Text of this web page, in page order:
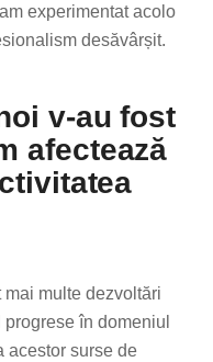
experimentat acolo
desăvârșit.
v-au fost
afectează
multe dezvoltări
în domeniul
acestor surse de